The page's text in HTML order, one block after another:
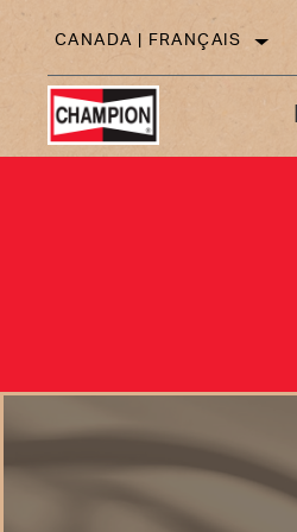
CANADA | FRANÇAIS